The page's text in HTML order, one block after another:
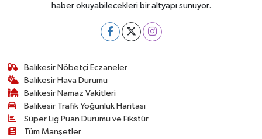
haber okuyabilecekleri bir altyapı sunuyor.
Balıkesir Nöbetçi Eczaneler
Balıkesir Hava Durumu
Balıkesir Namaz Vakitleri
Balıkesir Trafik Yoğunluk Haritası
Süper Lig Puan Durumu ve Fikstür
Tüm Manşetler